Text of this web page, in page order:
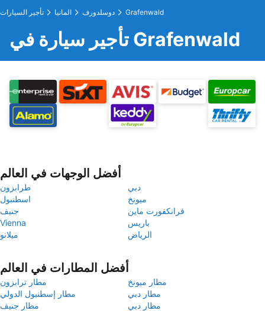
تأجير السيارات المانيا دوسلدورف Grafenwald
تأجير سيارة في Grafenwald
أفضل الوجهات في العالم
طرابزون
دبي
اسطنبول
ميونخ
جنيف
فرانكفورت ماين
Vienna
باريس
ميلانو
الرياض
أفضل المطارات في العالم
مطار ترابزون
مطار ميونخ
مطار إسطنبول الدولي
مطار دبي
مطار جنيف
مطار دبي